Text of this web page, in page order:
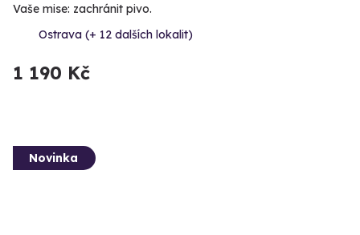
Vaše mise: zachránit pivo.
Ostrava (+ 12 dalších lokalit)
1 190 Kč
Novinka